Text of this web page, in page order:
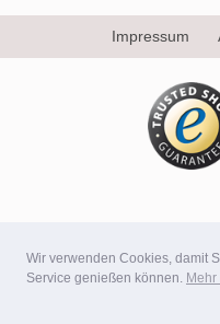
Wir verwenden Cookies, damit
Service genießen können.
Impressum
* Alle Preise